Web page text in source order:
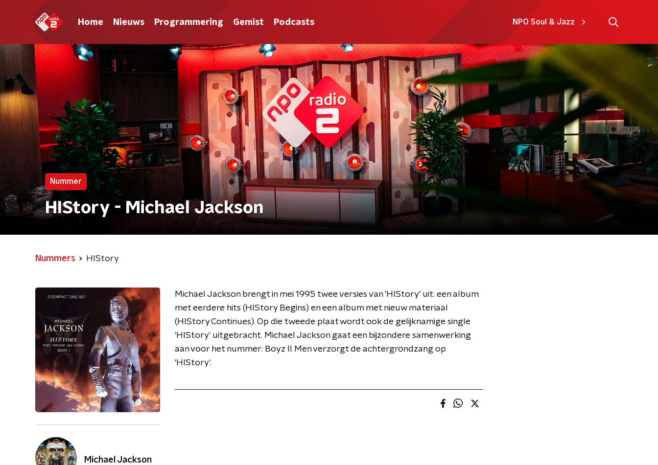
Home Nieuws Programmering Gemist Podcasts NPO Soul & Jazz
Nummer
HIStory - Michael Jackson
Nummers HIStory
Michael Jackson
Michael Jackson brengt in mei 1995 twee versies van 'HIStory' uit: een album
met eerdere hits (HIStory Begins) en een album met nieuw materiaal
(HIStory Continues). Op die tweede plaat wordt ook de gelijknamige single
'HIStory' uitgebracht. Michael Jackson gaat een bijzondere samenwerking
aan voor het nummer: Boyz II Men verzorgt de achtergrondzang op
'HIStory'.